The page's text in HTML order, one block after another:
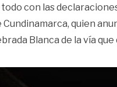
con las
quien
Blanca de la vía que